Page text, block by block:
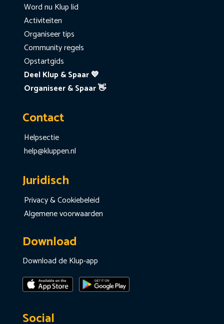
Word nu Klup lid
Activiteiten
Organiseer tips
Community regels
Opstartgids
Deel Klup & Spaar 💙
Organiseer & Spaar 👋
Contact
Helpsectie
help@kluppen.nl
Juridisch
Privacy & Cookiebeleid
Algemene voorwaarden
Download
Download de Klup-app
Social